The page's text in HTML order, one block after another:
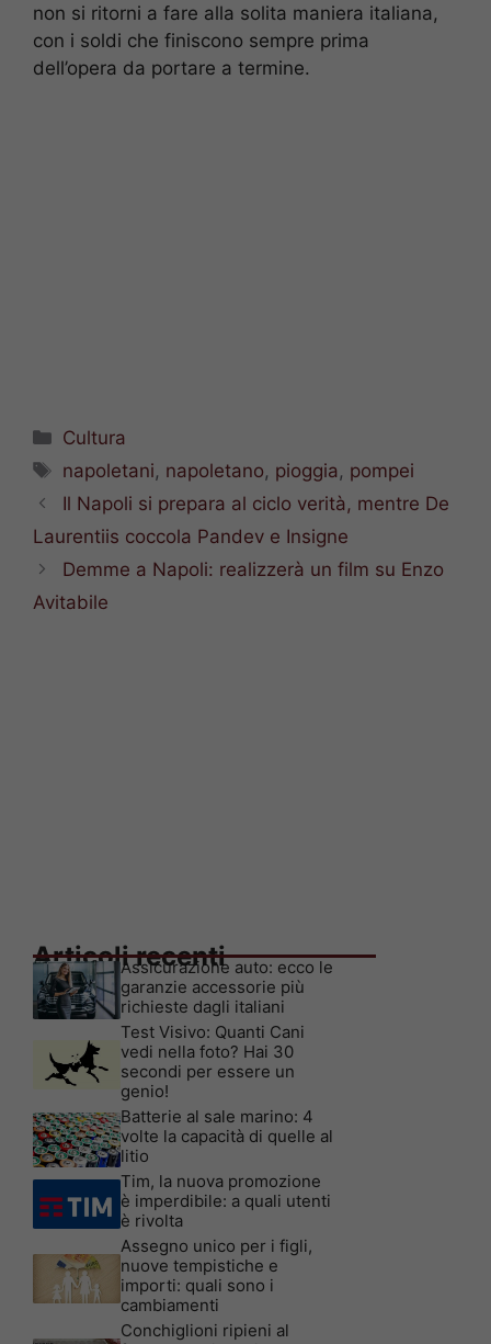
non si ritorni a fare alla solita maniera italiana,
con i soldi che finiscono sempre prima
dell’opera da portare a termine.
Categorie
Cultura
Tag
napoletani, napoletano, pioggia, pompei
Il Napoli si prepara al ciclo verità, mentre De
Laurentiis coccola Pandev e Insigne
Demme a Napoli: realizzerà un film su Enzo
Avitabile
Articoli recenti
Assicurazione auto: ecco le
garanzie accessorie più
richieste dagli italiani
Test Visivo: Quanti Cani
vedi nella foto? Hai 30
secondi per essere un
genio!
Batterie al sale marino: 4
volte la capacità di quelle al
litio
Tim, la nuova promozione
è imperdibile: a quali utenti
è rivolta
Assegno unico per i figli,
nuove tempistiche e
importi: quali sono i
cambiamenti
Conchiglioni ripieni al